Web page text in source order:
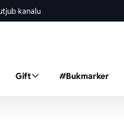
kanalu
Gift #Bukmarker